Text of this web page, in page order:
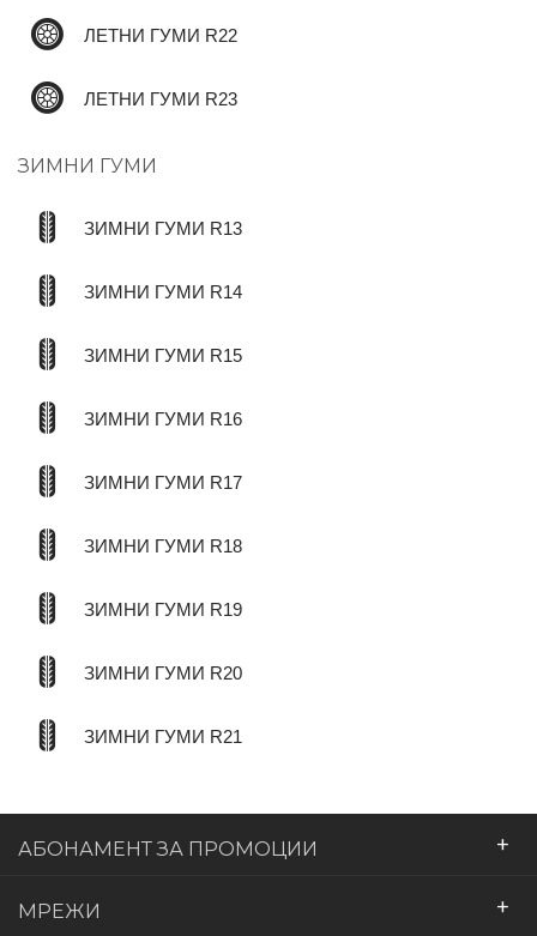
ЛЕТНИ ГУМИ R22
ЛЕТНИ ГУМИ R23
ЗИМНИ ГУМИ
ЗИМНИ ГУМИ R13
ЗИМНИ ГУМИ R14
ЗИМНИ ГУМИ R15
ЗИМНИ ГУМИ R16
ЗИМНИ ГУМИ R17
ЗИМНИ ГУМИ R18
ЗИМНИ ГУМИ R19
ЗИМНИ ГУМИ R20
ЗИМНИ ГУМИ R21
АБОНАМЕНТ ЗА ПРОМОЦИИ +
МРЕЖИ +